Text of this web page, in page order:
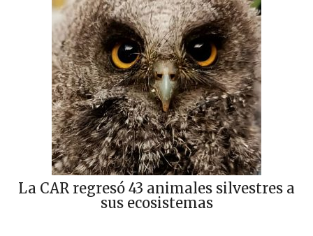
La CAR regresó 43 animales silvestres a
sus ecosistemas